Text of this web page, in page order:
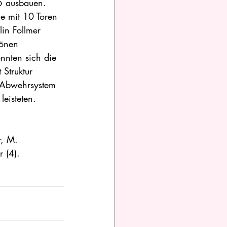
ausbauen.
mit 10 Toren
Follmer
sich die
M.
(4).